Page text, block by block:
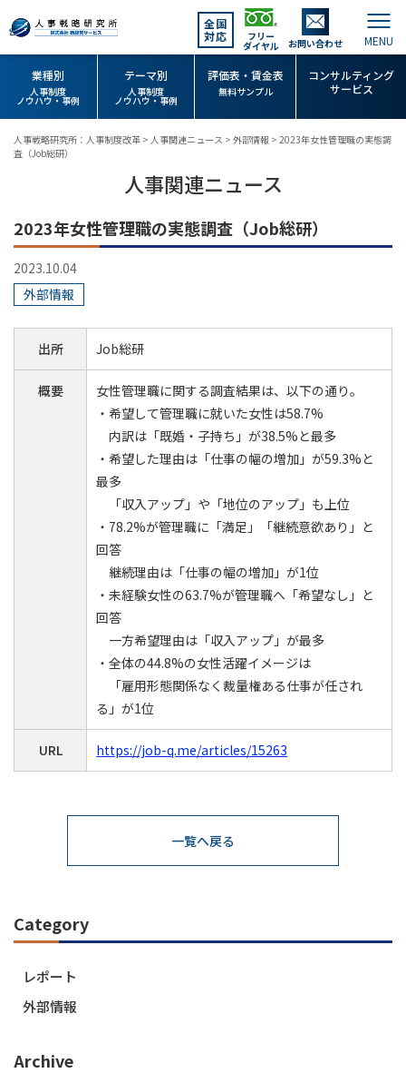
全国
対応
フリー
ダイヤル お問い合わせ
業種別
人事制度
ノウハウ・事例
テーマ別
人事制度
ノウハウ・事例
評価表・賃金表
無料サンプル
コンサルティング
サービス
人事戦略研究所：人事制度改革 > 人事関連ニュース > 外部情報 > 2023年女性管理職の実態調
査（Job総研）
人事関連ニュース
2023年女性管理職の実態調査（Job総研）
2023.10.04
外部情報
出所 Job総研
概要
女性管理職に関する調査結果は、以下の通り。
・希望して管理職に就いた女性は58.7%
内訳は「既婚・子持ち」が38.5%と最多
・希望した理由は「仕事の幅の増加」が59.3%と
最多
「収入アップ」や「地位のアップ」も上位
・78.2%が管理職に「満足」「継続意欲あり」と
回答
継続理由は「仕事の幅の増加」が1位
・未経験女性の63.7%が管理職へ「希望なし」と
回答
一方希望理由は「収入アップ」が最多
・全体の44.8%の女性活躍イメージは
「雇用形態関係なく裁量権ある仕事が任され
る」が1位
URL https://job-q.me/articles/15263
一覧へ戻る
Category
レポート
外部情報
Archive